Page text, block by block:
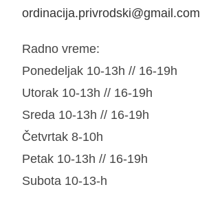
ordinacija.privrodski@gmail.com
Radno vreme:
Ponedeljak 10-13h // 16-19h
Utorak 10-13h // 16-19h
Sreda 10-13h // 16-19h
Četvrtak 8-10h
Petak 10-13h // 16-19h
Subota 10-13-h